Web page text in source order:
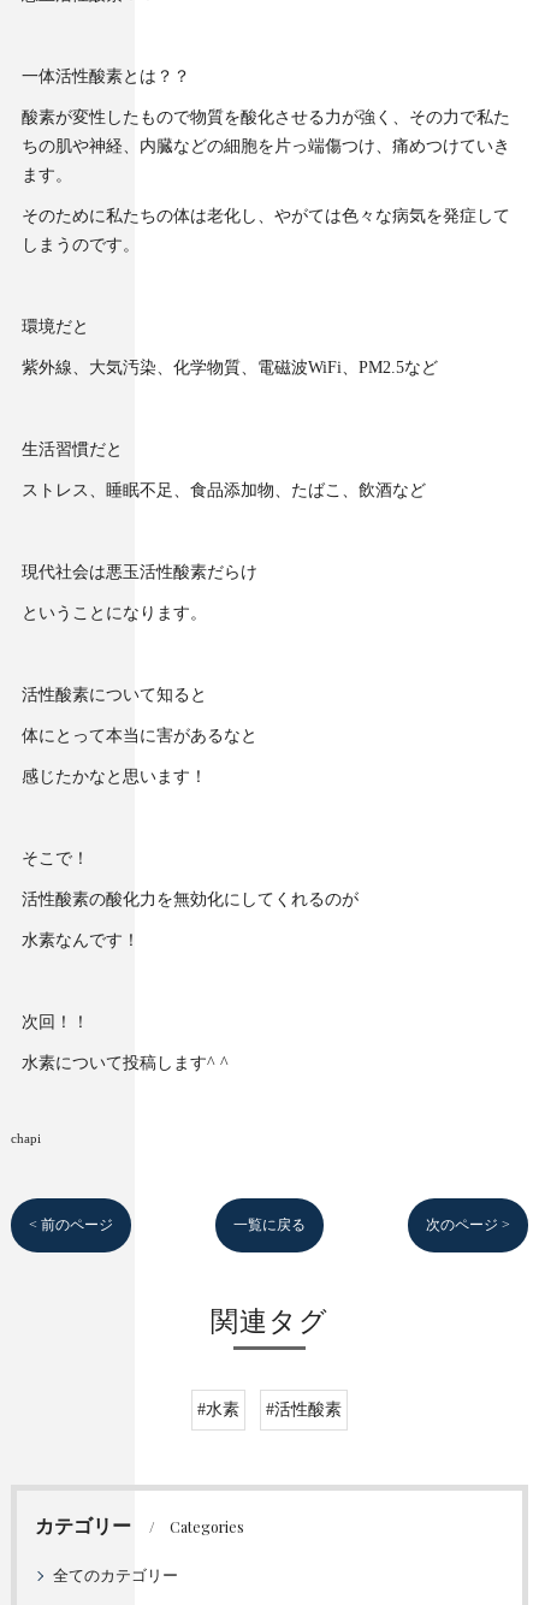
一体活性酸素とは？？
酸素が変性したもので物質を酸化させる力が強く、その力で私た
ちの肌や神経、内臓などの細胞を片っ端傷つけ、痛めつけていき
ます。
そのために私たちの体は老化し、やがては色々な病気を発症して
しまうのです。
環境だと
紫外線、大気汚染、化学物質、電磁波WiFi、PM2.5など
生活習慣だと
ストレス、睡眠不足、食品添加物、たばこ、飲酒など
現代社会は悪玉活性酸素だらけ
ということになります。
活性酸素について知ると
体にとって本当に害があるなと
感じたかなと思います！
そこで！
活性酸素の酸化力を無効化にしてくれるのが
水素なんです！
次回！！
水素について投稿します^ ^
chapi
< 前のページ 一覧に戻る 次のページ >
関連タグ
#水素 #活性酸素
カテゴリー Categories
全てのカテゴリー